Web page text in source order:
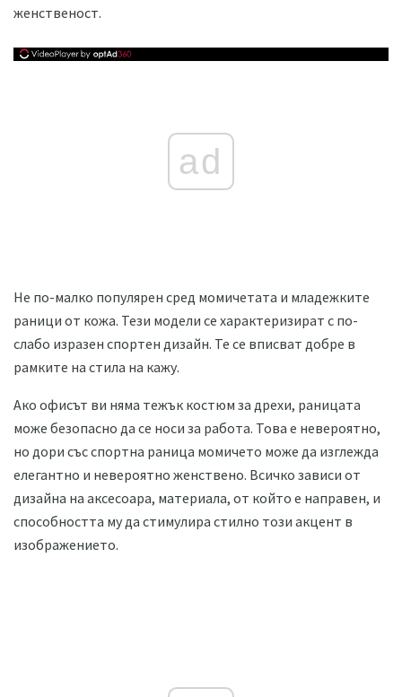
женственост.
ad
Не по-малко популярен сред момичетата и младежките
раници от кожа. Тези модели се характеризират с по-
слабо изразен спортен дизайн. Те се вписват добре в
рамките на стила на кажу.
Ако офисът ви няма тежък костюм за дрехи, раницата
може безопасно да се носи за работа. Това е невероятно,
но дори със спортна раница момичето може да изглежда
елегантно и невероятно женствено. Всичко зависи от
дизайна на аксесоара, материала, от който е направен, и
способността му да стимулира стилно този акцент в
изображението.